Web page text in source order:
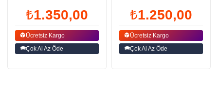
₺1.350,00
Ücretsiz Kargo
Çok Al Az Öde
₺1.250,00
Ücretsiz Kargo
Çok Al Az Öde